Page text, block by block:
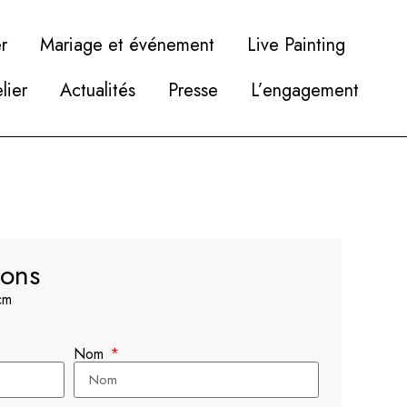
Mariage et événement
Live Painting
Actualités Presse L’engagement
Nom